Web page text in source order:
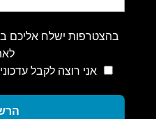
בהצטרפות ישלח אליכם
אני רוצה לקבל